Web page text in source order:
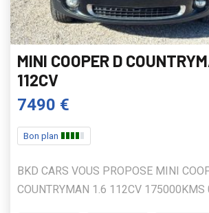
MINI COOPER D
112CV
7490 €
Bon plan
BKD CARS VOUS PROPOSE MINI
COUNTRYMAN 1.6 112CV